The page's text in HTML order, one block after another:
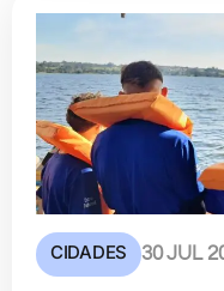
CIDADES 30 JUL